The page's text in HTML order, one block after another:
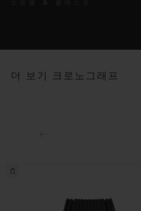
50시간
스트랩
더 보기 크로노그래프